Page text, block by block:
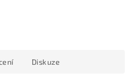
Diskuze